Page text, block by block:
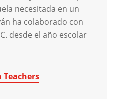
necesitada en un
ha colaborado con
desde el año escolar
Teachers